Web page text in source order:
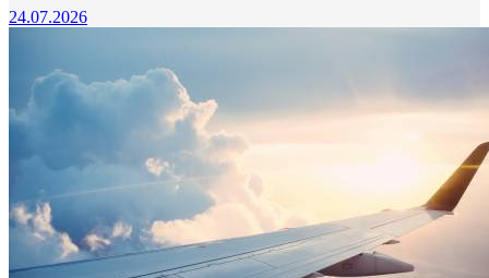
24.07.2026